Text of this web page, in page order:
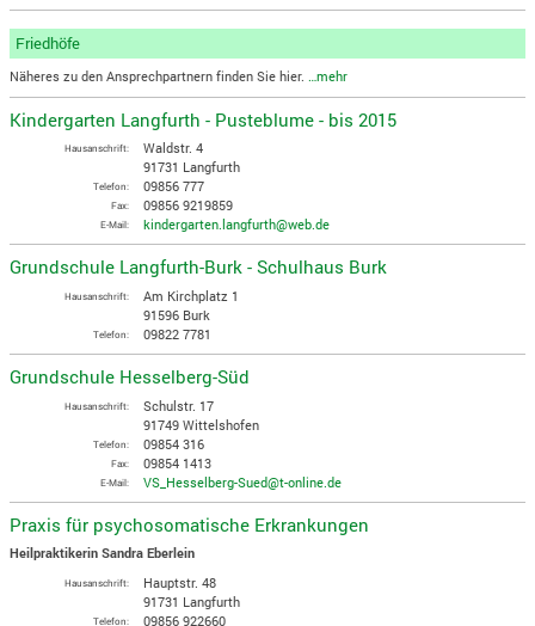
Friedhöfe
Näheres zu den Ansprechpartnern finden Sie hier.…mehr
Kindergarten Langfurth - Pusteblume - bis 2015
Hausanschrift:
Waldstr. 4
91731 Langfurth
Telefon: 09856 777
Fax: 09856 9219859
E-Mail: kindergarten.langfurth@web.de
Grundschule Langfurth-Burk - Schulhaus Burk
Hausanschrift:
Am Kirchplatz 1
91596 Burk
Telefon: 09822 7781
Grundschule Hesselberg-Süd
Hausanschrift:
Schulstr. 17
91749 Wittelshofen
Telefon: 09854 316
Fax: 09854 1413
E-Mail: VS_Hesselberg-Sued@t-online.de
Praxis für psychosomatische Erkrankungen
Heilpraktikerin Sandra Eberlein
Hausanschrift:
Hauptstr. 48
91731 Langfurth
Telefon: 09856 922660